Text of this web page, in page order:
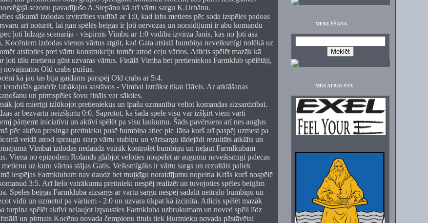
sezonu pavadījušo A.Stepānu kā arī vārtu sargu K.Urbānu.
sākumā izdodas izvirzīties vadībā ar 1:0, kad labs metiens pēc soda izspēles padoas
arī noturēt, lai gan spēlēs beigas ir ļoti nervozas un noraidījumi ir abu komandu
ļoti līdzīga scenārija - vispirms Vimbu ar 1:0 vadībā izvirza Jānis, kas no ļoti asa
Kocēniem izdodas vienus vārtus atgūt, kad Gata atsistā bumbiņa neveiksmīgi nolēkā uz
atsitoties pret vārtu konstrukciju tomēr atrod ceļu vārtos. Atlicis spēlēt mazāk kā
ļoti tālu metienu gūst uzvaras vārtus. Finālā Vimba bet pretieniekos Farmklub spēlētāji,
novājinātos Old crabs puišus.
kā jau tas bija gaidāms pārspēj Old crabs ar 5:4.
ieradušās gandrīz labākajos sastāvos - Vimbai iztrūkst tikai Dāvis. Ar atklāšanas
un pirmspēles šovu fināls var sākties.
ļoti mierīgi izlūkojot pretieniekus un īpašu uzmanību veltot komandas aizsardzībai.
ar bezvārtu neizšķirtu 0:0. Saprotot, ka šādā spēlē visu var izšķirt vieni vārti
pārņemt iniciatīvu un aktīvi spēlēt pa visu laukumu. Šāds pavērsiens arī nes augļus
pēc aktīva presinga pretinieku pusē bumbiņa atlec pie Jāņa kurš arī paspēj uzmest pa
veidā atrod spraugu starp vārtu stabiņu un vārtsargu tādejādi rezultāts atklāts un
Vimbai izdodas nedaudz vairāk kontrolēt bumbiņu un neļaut Farmlkubam
Vienā no epizodēm Rolands glābjot vēloties nospēlēt ar augumu neveiksmīgi palecas
uz kuru vārtos stājas Gatis. Veiksmīgāks ir vārtu sargs un rezultāts paliek
iespējas Farmklubam nav daudz bet muļķīgu noraidījumu nopelna Krišs kurš nospēlē
3:5. Arī lielo vairākumu pretinieki nespēj realizēt un tuvojoties spēles beigām
Spēles beigās Farmkluba aizsargs ar vārtu sargu nespēj sadalīt neitrālo bumbiņu un
vidū un uzmetot pa vārtiem - 2:0 un uzvara tikpat kā izcīnīta. Atlicis spēlēt mazāk
turpina spēlēt aktīvi neļaujot izpausties Farmkluba uzbrukumam un noved spēli līdz
un pirmais Kocēnu novada čempionu tituls tiek Burtnieku novada pāstāvētai
MEKLĒŠANA
MŪS ATBALSTA